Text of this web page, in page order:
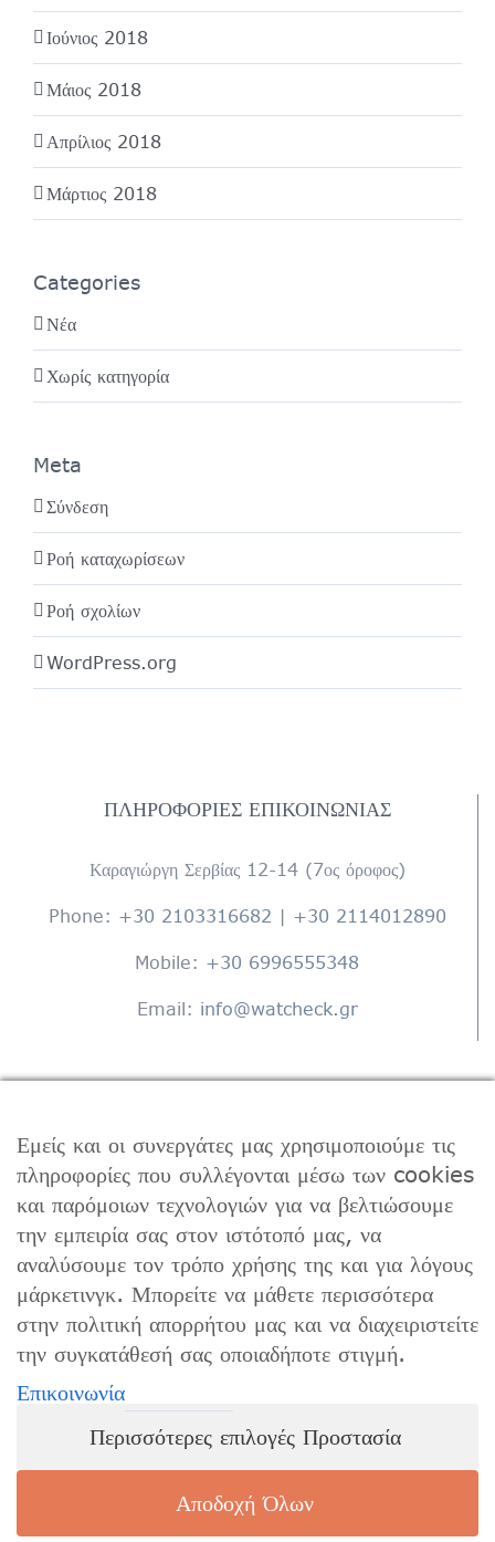
Ιούνιος 2018
Μάιος 2018
Απρίλιος 2018
Μάρτιος 2018
Categories
Νέα
Χωρίς κατηγορία
Meta
Σύνδεση
Ροή καταχωρίσεων
Ροή σχολίων
WordPress.org
ΠΛΗΡΟΦΟΡΊΕΣ ΕΠΙΚΟΙΝΩΝΊΑΣ
Καραγιώργη Σερβίας 12-14 (7ος όροφος)
Phone: +30 2103316682 | +30 2114012890
Mobile: +30 6996555348
Email: info@watcheck.gr
ΩΡΆΡΙΟ ΛΕΙΤΟΥΡΓΊΑΣ
Δευτέρα – Παρασκευή 9:00 – 17:00
Reserved |Privacy Policy|Terms of
Use| Powered by
Εμείς και οι συνεργάτες μας χρησιμοποιούμε τις
πληροφορίες που συλλέγονται μέσω των cookies
και παρόμοιων τεχνολογιών για να βελτιώσουμε
την εμπειρία σας στον ιστότοπό μας, να
αναλύσουμε τον τρόπο χρήσης της και για λόγους
μάρκετινγκ. Μπορείτε να μάθετε περισσότερα
στην πολιτική απορρήτου μας και να διαχειριστείτε
την συγκατάθεσή σας οποιαδήποτε στιγμή.
Επικοινωνία
Περισσότερες επιλογές Προστασία
Αποδοχή Όλων